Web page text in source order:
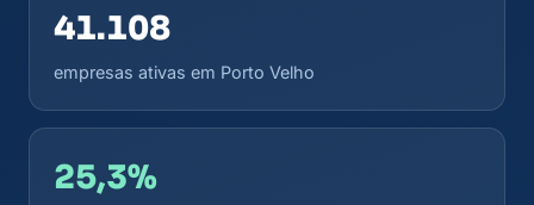
41.108
empresas ativas em Porto Velho
25,3%